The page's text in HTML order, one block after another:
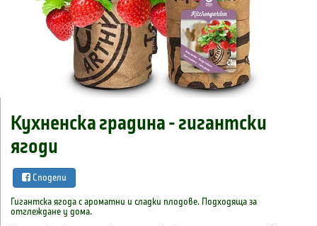
Кухненска градина - гигантски
ягоди
Сподели
Гигантска ягода с ароматни и сладки плодове. Подходяща за
отглеждане у дома.